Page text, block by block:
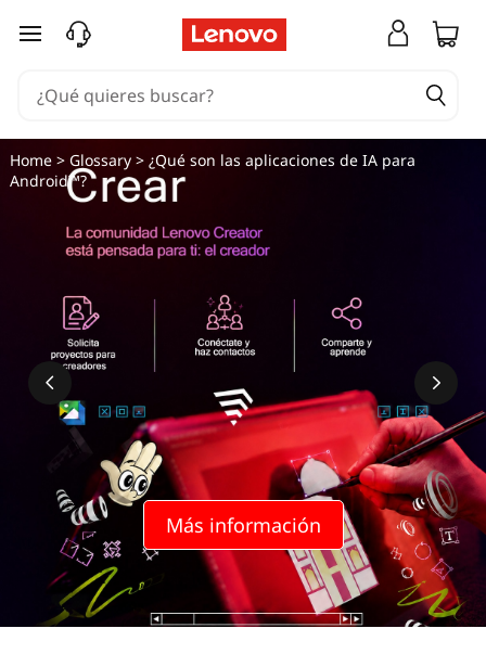
é
i
Ir al contenido principal
Más información
Home> Glossary> ¿Qué son las aplicaciones de IA para
Android™?